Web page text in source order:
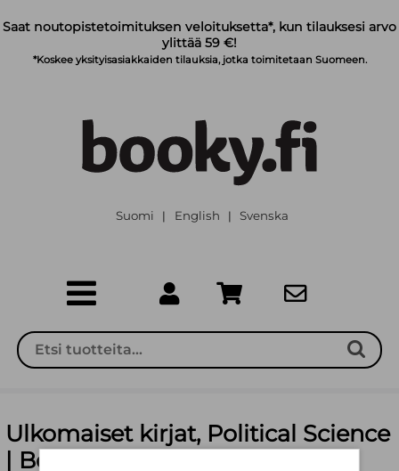
Saat noutopistetoimituksen veloituksetta*, kun tilauksesi arvo
ylittää 59 €!
*Koskee yksityisasiakkaiden tilauksia, jotka toimitetaan Suomeen.
Suomi | English | Svenska
Ulkomaiset kirjat, Political Science
| Booky.fi